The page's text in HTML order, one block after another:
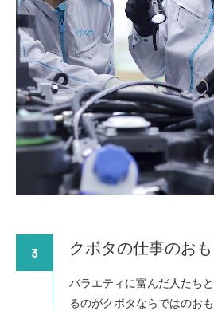
3 クボタの仕事のお
バラエティに富んだ人たち
るのがクボタならではのお